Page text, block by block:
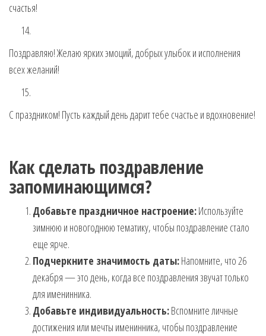
счастья!
Поздравляю! Желаю ярких эмоций, добрых улыбок и исполнения
всех желаний!
С праздником! Пусть каждый день дарит тебе счастье и вдохновение!
Как сделать поздравление
запоминающимся?
Добавьте праздничное настроение:Используйте
зимнюю и новогоднюю тематику, чтобы поздравление стало
еще ярче.
Подчеркните значимость даты:Напомните, что 26
декабря — это день, когда все поздравления звучат только
для именинника.
Добавьте индивидуальность:Вспомните личные
достижения или мечты именинника, чтобы поздравление